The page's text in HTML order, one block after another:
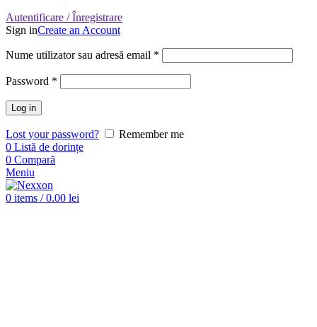
Autentificare / Înregistrare
Sign inCreate an Account
Nume utilizator sau adresă email *
Password *
Log in
Lost your password?
Remember me
0 Listă de dorințe
0 Compară
Meniu
0 items / 0.00 lei